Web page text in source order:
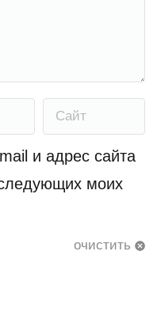
Сайт
и адрес сайта
моих
очистить